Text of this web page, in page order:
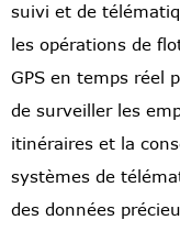
suivi et de
les opérations de
GPS en temps réel
de surveiller les
itinéraires et la
systèmes de
des données